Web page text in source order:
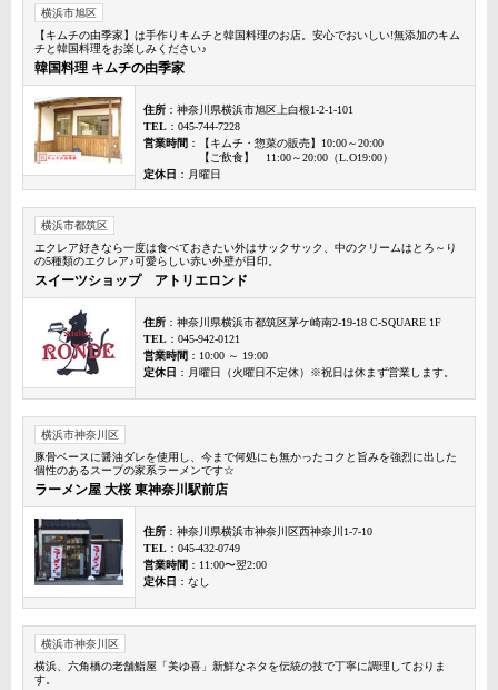
横浜市旭区
【キムチの由季家】は手作りキムチと韓国料理のお店。安心でおいしい!無添加のキム
チと韓国料理をお楽しみください♪
韓国料理 キムチの由季家
住所 ：神奈川県横浜市旭区上白根1-2-1-101
TEL ：045-744-7228
営業時間 ：【キムチ・惣菜の販売】10:00～20:00
【ご飲食】 11:00～20:00（L.O19:00）
定休日 ：月曜日
横浜市都筑区
エクレア好きなら一度は食べておきたい外はサックサック、中のクリームはとろ～り
の5種類のエクレア♪可愛らしい赤い外壁が目印。
スイーツショップ アトリエロンド
住所 ：神奈川県横浜市都筑区茅ケ崎南2-19-18 C-SQUARE 1F
TEL ：045-942-0121
営業時間 ：10:00 ～ 19:00
定休日 ：月曜日（火曜日不定休）※祝日は休まず営業します。
横浜市神奈川区
豚骨ベースに醤油ダレを使用し、今まで何処にも無かったコクと旨みを強烈に出した
個性のあるスープの家系ラーメンです☆
ラーメン屋 大桜 東神奈川駅前店
住所 ：神奈川県横浜市神奈川区西神奈川1-7-10
TEL ：045-432-0749
営業時間 ：11:00〜翌2:00
定休日 ：なし
横浜市神奈川区
横浜、六角橋の老舗鮨屋「美ゆ喜」新鮮なネタを伝統の技で丁寧に調理しておりま
す。